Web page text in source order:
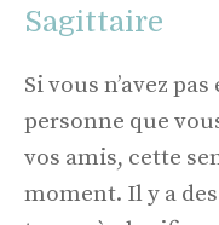
Sagittaire
Si vous n’avez
personne que
vos amis, cette
moment. Il y a